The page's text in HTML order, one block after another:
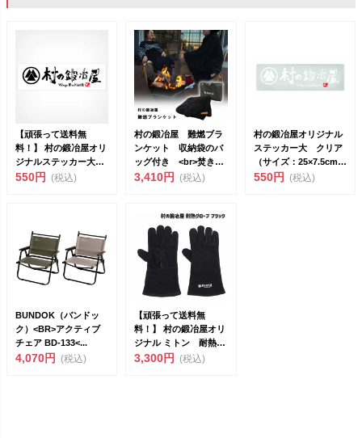
【頑張って送料無
料！】 村の鍛冶屋オリ
ジナルステッカー大
（サイズ：
550円 (税込)
村の鍛冶屋 難燃ブラ
ンケット 収納袋のバ
ッグ付き <br>焚き火
シーンで...
3,410円 (税込)
村の鍛冶屋オリジナル
ステッカー大 クリア
（サイズ：25×7.5cm）
<br&g...
550円 (税込)
BUNDOK（バンドッ
ク）<BR>アクティブ
チェア BD-133<...
4,070円 (税込)
【頑張って送料無
料！】 村の鍛冶屋オリ
ジナル ミトン 耐熱グ
3,300円 (税込)